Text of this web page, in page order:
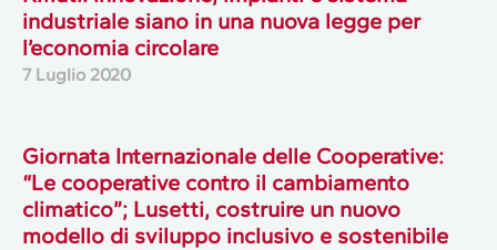
industriale siano in una nuova legge per
l’economia circolare
7 Luglio 2020
Giornata Internazionale delle Cooperative:
“Le cooperative contro il cambiamento
climatico”; Lusetti, costruire un nuovo
modello di sviluppo inclusivo e sostenibile